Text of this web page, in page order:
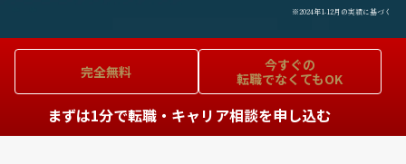
※2024年1-12月の実績に基づく
完全無料
今すぐの
転職でなくてもOK
まずは1分で転職・キャリア相談を申し込む